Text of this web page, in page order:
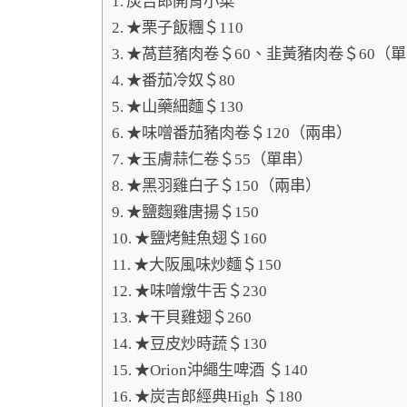
★栗子飯糰＄110
★萵苣豬肉卷＄60、韭黃豬肉卷＄60（
★番茄冷奴＄80
★山藥細麵＄130
★味噌番茄豬肉卷＄120（兩串）
★玉膚蒜仁卷＄55（單串）
★黑羽雞白子＄150（兩串）
★鹽麴雞唐揚＄150
★鹽烤鮭魚翅＄160
★大阪風味炒麵＄150
★味噌燉牛舌＄230
★干貝雞翅＄260
★豆皮炒時蔬＄130
★Orion沖繩生啤酒 ＄140
★炭吉郎經典High ＄180